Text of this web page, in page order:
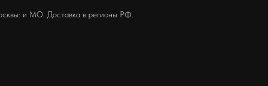
и МО. Доставка в регионы РФ.